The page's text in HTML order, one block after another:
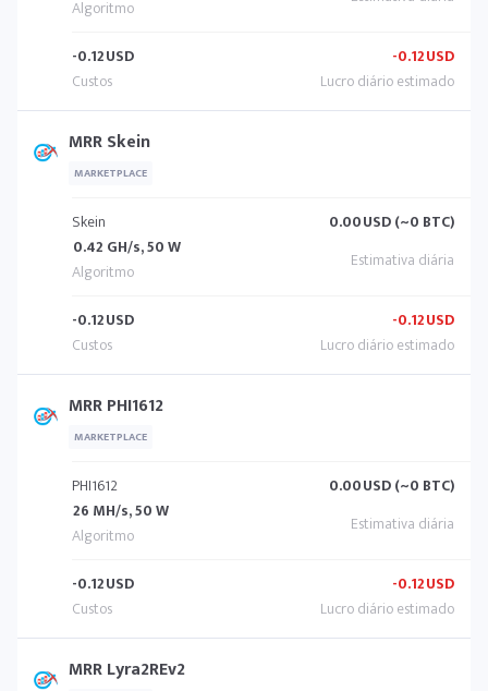
-0.12USD -0.12USD
MRR Skein
MARKETPLACE
Skein
0.42 GH/s, 50 W
0.00USD (~0 BTC)
-0.12USD -0.12USD
MRR PHI1612
MARKETPLACE
PHI1612
26 MH/s, 50 W
0.00USD (~0 BTC)
-0.12USD -0.12USD
MRR Lyra2REv2